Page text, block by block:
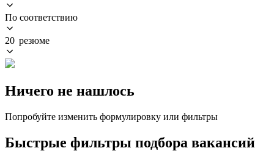
По соответствию
20 резюме
Ничего не нашлось
Попробуйте изменить формулировку или фильтры
Быстрые фильтры подбора вакансий